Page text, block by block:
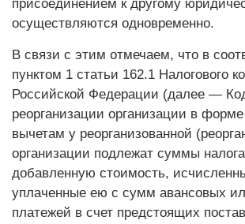
присоединением к другому
осуществляются одновременно.
В связи с этим отмечаем, что в
пунктом 1 статьи 162.1 Налогового
Российской Федерации (далее —
реорганизации организации в
вычетам у реорганизованной
организации подлежат суммы
добавленную стоимость,
уплаченные ею с сумм авансовых
платежей в счет предстоящих